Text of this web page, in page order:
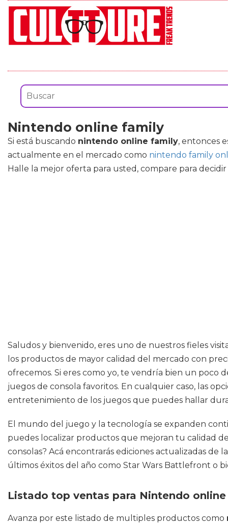
Nintendo online family
Si está buscando nintendo online family, entonces
actualmente en el mercado como nintendo family
Halle la mejor oferta para usted, compare para
Saludos y bienvenido, eres uno de nuestros fieles
los productos de mayor calidad del mercado con
ofrecemos. Si eres como yo, te vendría bien un poco
juegos de consola favoritos. En cualquier caso, las
entretenimiento de los juegos que puedes hallar
El mundo del juego y la tecnología se expanden
puedes localizar productos que mejoran tu calidad
consolas? Acá encontrarás ediciones actualizadas
últimos éxitos del año como Star Wars Battlefront o
Listado top ventas para Nintendo
Avanza por este listado de multiples productos como